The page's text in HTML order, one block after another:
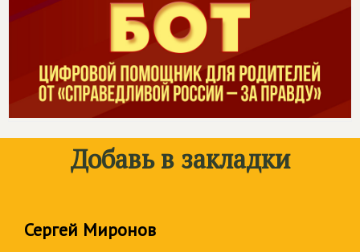
Добавь в закладки
Сергей Миронов